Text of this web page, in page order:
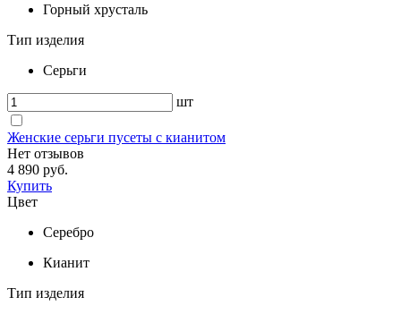
Горный хрусталь
Тип изделия
Серьги
шт
Женские серьги пусеты с кианитом
Нет отзывов
4 890 руб.
Купить
Цвет
Серебро
Кианит
Тип изделия